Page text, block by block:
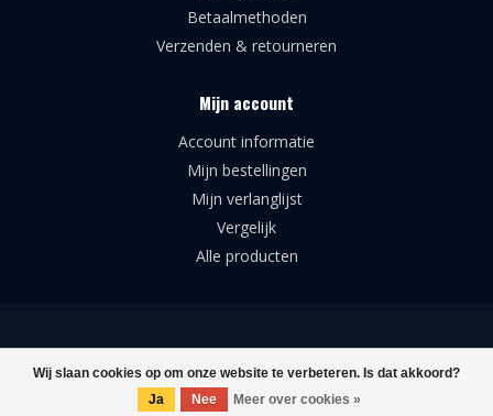
Wij slaan cookies op om onze website te verbeteren. Is dat akkoord?
Ja
Nee Meer over cookies »
Betaalmethoden
Verzenden & retourneren
Mijn account
Account informatie
Mijn bestellingen
Mijn verlanglijst
Vergelijk
Alle producten
© Copyright 2026 Broforce Airsoft Supplies